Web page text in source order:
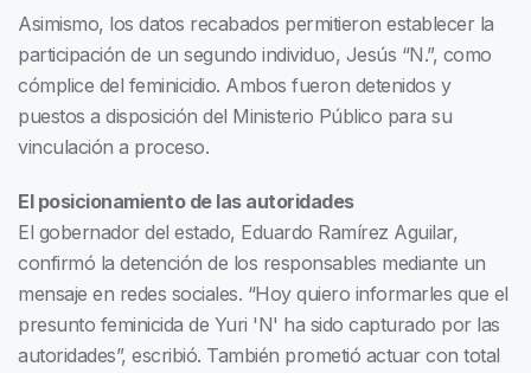
Asimismo, los datos recabados permitieron establecer la
participación de un segundo individuo, Jesús “N.”, como
cómplice del feminicidio. Ambos fueron detenidos y
puestos a disposición del Ministerio Público para su
vinculación a proceso.
El posicionamiento de las autoridades
El gobernador del estado, Eduardo Ramírez Aguilar,
confirmó la detención de los responsables mediante un
mensaje en redes sociales. “Hoy quiero informarles que el
presunto feminicida de Yuri 'N' ha sido capturado por las
autoridades”, escribió. También prometió actuar con total